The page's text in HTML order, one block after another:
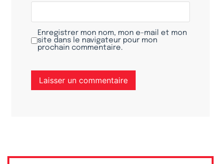
Enregistrer mon nom, mon e-mail et mon
site dans le navigateur pour mon
prochain commentaire.